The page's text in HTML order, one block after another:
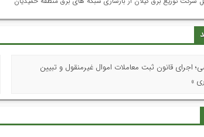
قانون ثبت معاملات اموال غیرمنقول و تبیین
»